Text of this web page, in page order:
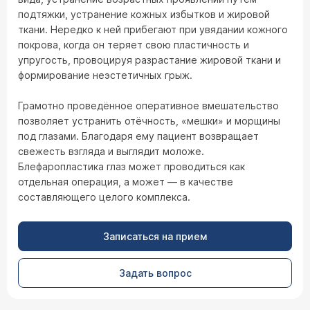
подтяжки, устранение кожных избытков и жировой
ткани. Нередко к ней прибегают при увядании кожного
покрова, когда он теряет свою пластичность и
упругость, провоцируя разрастание жировой ткани и
формирование неэстетичных грыж.
Грамотно проведённое оперативное вмешательство
позволяет устранить отёчность, «мешки» и морщины
под глазами. Благодаря ему пациент возвращает
свежесть взгляда и выглядит моложе.
Блефаропластика глаз может проводиться как
отдельная операция, а может — в качестве
составляющего целого комплекса.
Записаться на прием
Задать вопрос